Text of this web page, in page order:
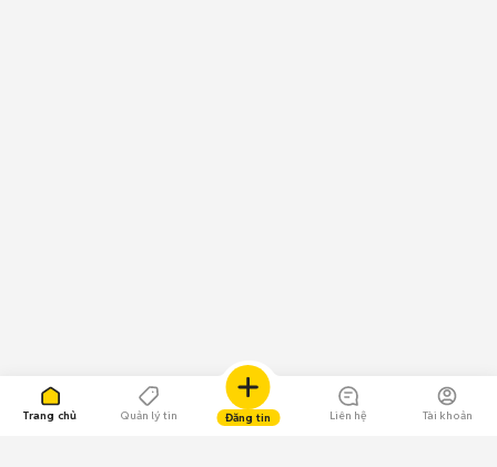
Trang chủ Quản lý tin Đăng tin Liên hệ Tài khoản